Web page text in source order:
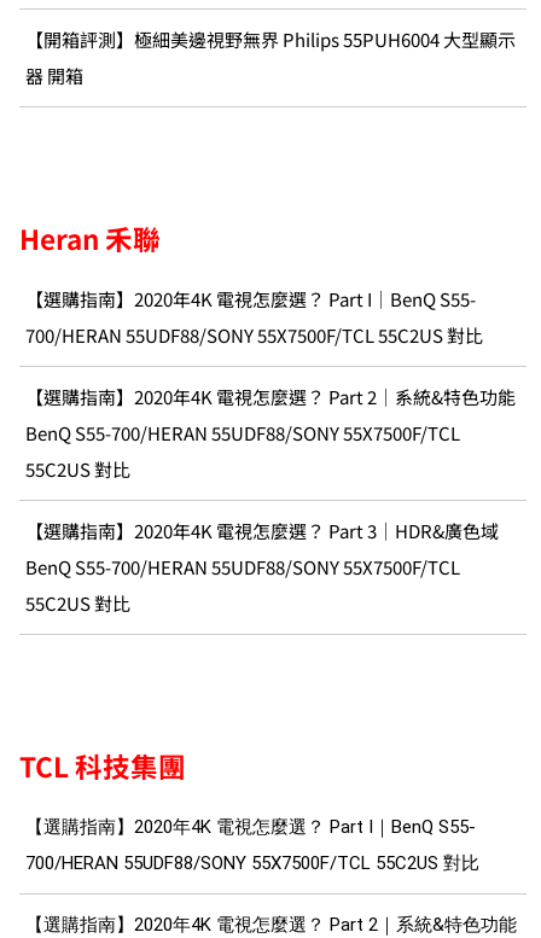
【開箱評測】極細美邊視野無界 Philips 55PUH6004 大型顯示
器 開箱
Heran 禾聯
【選購指南】2020年4K 電視怎麼選？ Part I｜BenQ S55-
700/HERAN 55UDF88/SONY 55X7500F/TCL 55C2US 對比
【選購指南】2020年4K 電視怎麼選？ Part 2｜系統&特色功能
BenQ S55-700/HERAN 55UDF88/SONY 55X7500F/TCL
55C2US 對比
【選購指南】2020年4K 電視怎麼選？ Part 3｜HDR&廣色域
BenQ S55-700/HERAN 55UDF88/SONY 55X7500F/TCL
55C2US 對比
TCL 科技集團
【選購指南】2020年4K 電視怎麼選？ Part I｜BenQ S55-
700/HERAN 55UDF88/SONY 55X7500F/TCL 55C2US 對比
【選購指南】2020年4K 電視怎麼選？ Part 2｜系統&特色功能